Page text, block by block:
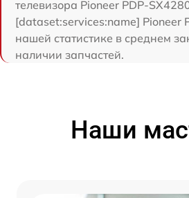
телевизора Pioneer PDP-
[dataset:services:name] Pioneer
нашей статистике в среднем
наличии запчастей.
Наши